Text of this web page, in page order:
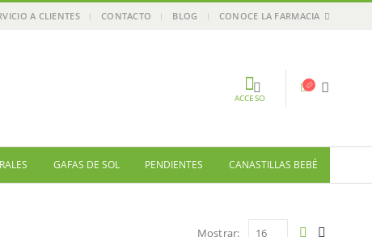
A CLIENTES CONTACTO BLOG CONOCE LA FARMACIA
ACCESO
GAFAS DE SOL PENDIENTES CANASTILLAS BEBÉ
Mostrar: